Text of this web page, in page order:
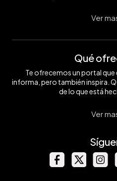
Ver
Qué
Te ofrecemos un portal
informa, pero también inspira.
de lo que está
Ver